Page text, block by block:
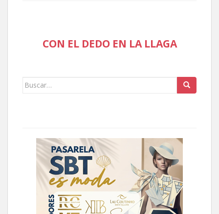
CON EL DEDO EN LA LLAGA
Buscar: